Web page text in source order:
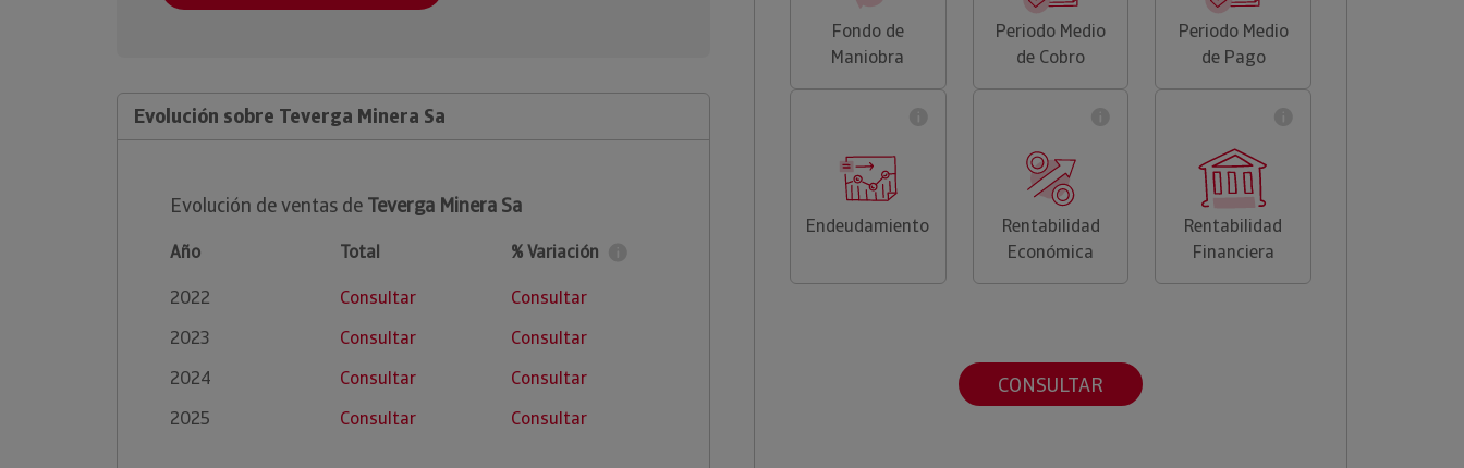
Evolución sobre Teverga Minera Sa
Evolución de ventas de Teverga Minera Sa
Año Total
% Variación
2022
Consultar
Consultar
2023
Consultar
Consultar
2024
Consultar
Consultar
2025
Consultar Consultar
Fondo de
Maniobra
Periodo Medio
de Cobro
Periodo Medio
de Pago
Endeudamiento
Rentabilidad
Económica
Rentabilidad
Financiera
CONSULTAR